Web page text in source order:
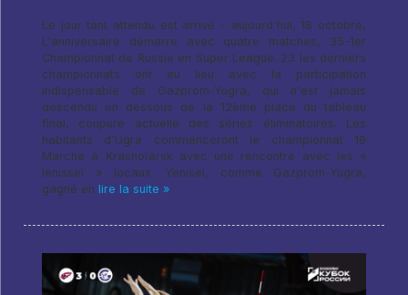
Le jour tant attendu est arrivé - aujourd'hui, 18 octobre,
L'anniversaire démarre avec quatre matches, 35-1er
Championnat de Russie en Super League. 23 les derniers
championnats ont eu lieu avec la participation
indispensable de Gazprom-Yugra, qui n'est jamais
descendu en dessous de la 12ème place du tableau
final, coupure actuelle des séries éliminatoires. Les
habitants d'Ugra commenceront le championnat 19
Marche à Krasnoïarsk avec une rencontre avec les «
Ienisseï » locaux. Yenisei, comme Gazprom-Yugra,
gagné en lire la suite »